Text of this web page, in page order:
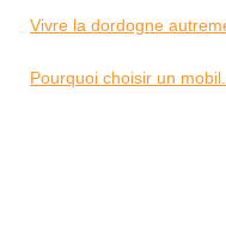
Vivre la dordogne
Pourquoi choisir un mobil...